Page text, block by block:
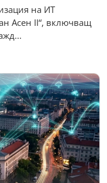
на ИТ
Асен II“, включващ